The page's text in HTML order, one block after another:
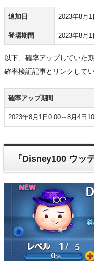
追加日 2023年8月
登場期間 2023年8月
以下、確率アップしていた期
確率検証記事とリンクしてい
確率アップ期間
2023年8月1日0:00～8月4日
『Disney100 ウッ